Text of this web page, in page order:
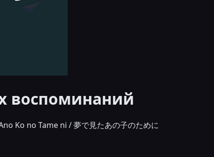
воспоминаний
Ko no Tame ni / 夢で見たあの子のために